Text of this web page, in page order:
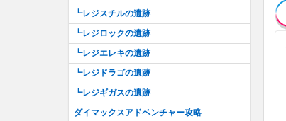
┗レジスチルの遺跡
┗レジロックの遺跡
┗レジエレキの遺跡
┗レジドラゴの遺跡
┗レジギガスの遺跡
ダイマックスアドベンチャー攻略